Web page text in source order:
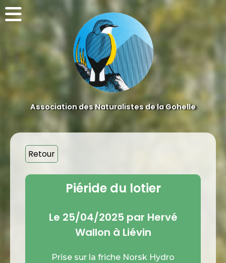
Association des Naturalistes de la Gohelle
Retour
Piéride du lotier
Le 25/04/2025 par Hervé
Wallon à Liévin
Prise sur la friche Norsk Hydro